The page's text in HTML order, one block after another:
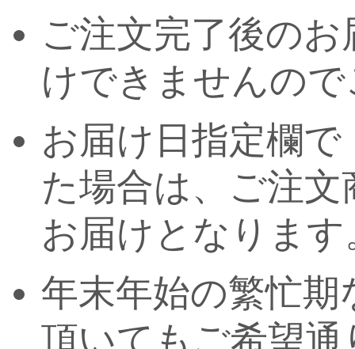
ご注文完了後の
けできませんの
お届け日指定欄
た場合は、ご注
お届けとなります
年末年始の繁忙
頂いてもご希望